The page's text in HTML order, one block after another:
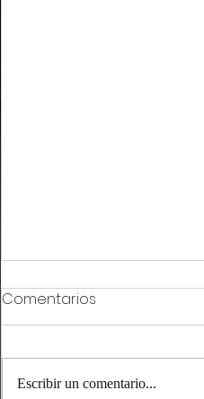
Comentarios
Escribir un comentario...